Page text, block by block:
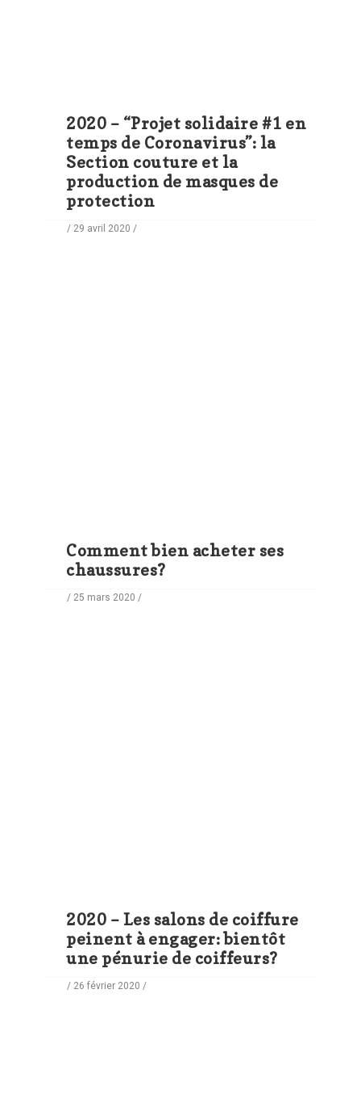
2020 – “Projet solidaire #1 en
temps de Coronavirus”: la
Section couture et la
production de masques de
protection
/ 29 avril 2020 /
Comment bien acheter ses
chaussures?
/ 25 mars 2020 /
2020 – Les salons de coiffure
peinent à engager: bientôt
une pénurie de coiffeurs?
/ 26 février 2020 /